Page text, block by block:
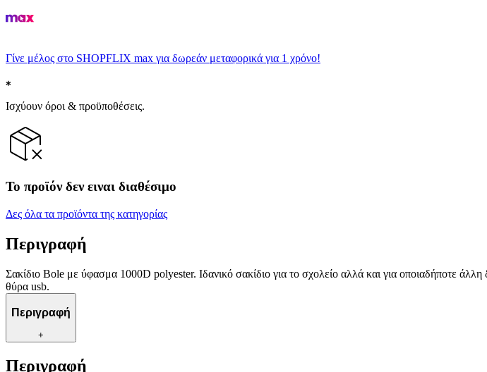
Γίνε μέλος στο SHOPFLIX max για δωρεάν μεταφορικά για 1 χρόνο!
Ισχύουν όροι & προϋποθέσεις.
Το προϊόν δεν ειναι διαθέσιμο
Δες όλα τα προϊόντα της κατηγορίας
Περιγραφή
Σακίδιο Bole με ύφασμα 1000D polyester. Ιδανικό σακίδιο για το σχολείο αλλά και για οποιαδήποτε
θύρα usb.
Περιγραφή
+
Περιγραφή